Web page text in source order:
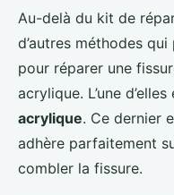
Au-delà du kit de
d’autres méthodes
pour réparer une
acrylique. L’une
acrylique. Ce dernier
adhère parfaitement
combler la fissure.